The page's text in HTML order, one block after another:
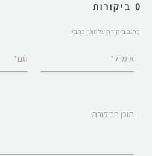
0 ביקורות
כתוב ביקורת על מוטי כתבי:
שם* אימייל*
תוכן הביקורת